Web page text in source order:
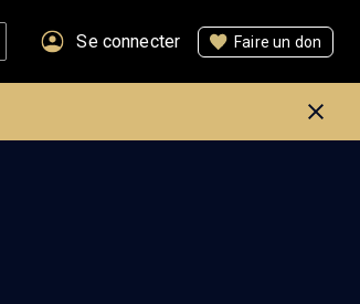
Se connecter Faire un don